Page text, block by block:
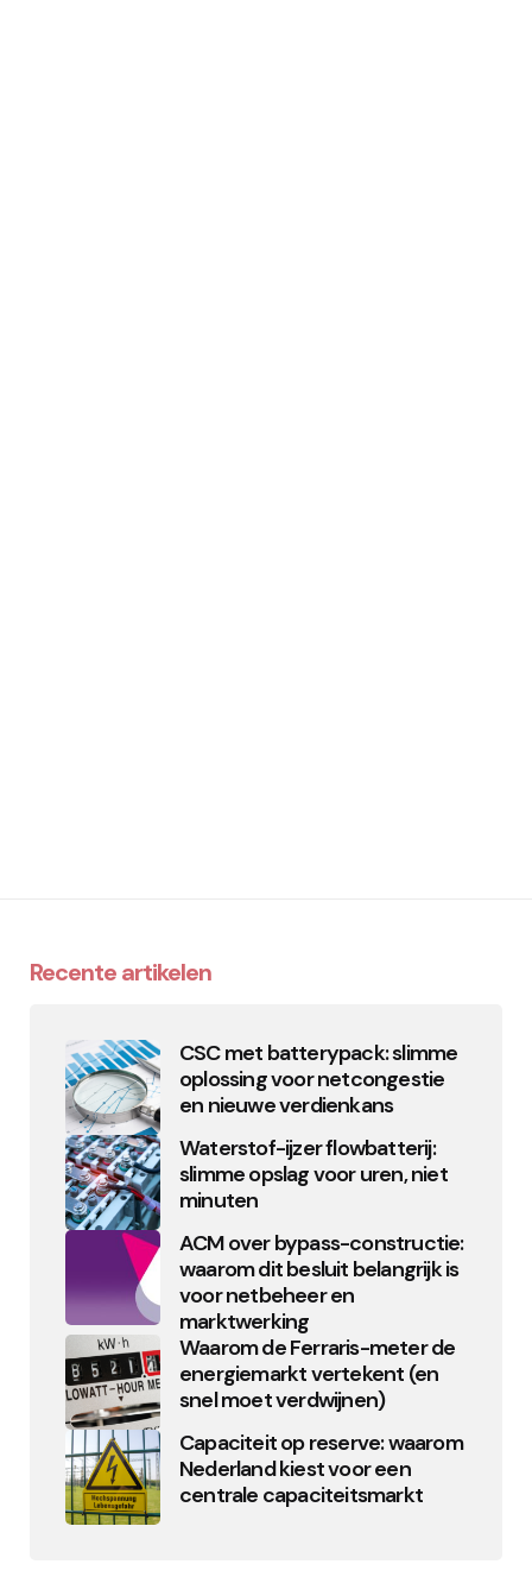
Recente artikelen
CSC met batterypack: slimme
oplossing voor netcongestie
en nieuwe verdienkans
Waterstof-ijzer flowbatterij:
slimme opslag voor uren, niet
minuten
ACM over bypass-constructie:
waarom dit besluit belangrijk is
voor netbeheer en
marktwerking
Waarom de Ferraris-meter de
energiemarkt vertekent (en
snel moet verdwijnen)
Capaciteit op reserve: waarom
Nederland kiest voor een
centrale capaciteitsmarkt